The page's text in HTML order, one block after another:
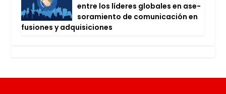
entre los líde­res glo­ba­les en ase­
so­ra­mien­to de comu­ni­ca­ción en
fusio­nes y adqui­si­cio­nes